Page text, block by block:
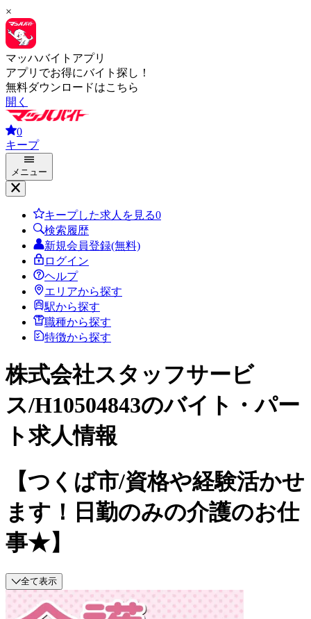
×
マッハバイトアプリ
アプリでお得にバイト探し！
無料ダウンロードはこちら
開く
0
キープ
メニュー
キープした求人を見る0
検索履歴
新規会員登録(無料)
ログイン
ヘルプ
エリアから探す
駅から探す
職種から探す
特徴から探す
株式会社スタッフサービ
ス/H10504843のバイト・パー
ト求人情報
【つくば市/資格や経験活かせ
ます！日勤のみの介護のお仕
事★】
全て表示